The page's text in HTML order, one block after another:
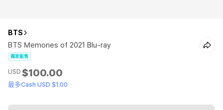
BTS
BTS Memories of 2021 Blu-ray
獨家販售
USD $100.00
最多Cash USD $1.00